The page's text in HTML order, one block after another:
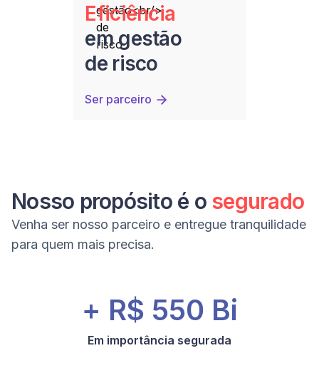
Eficiência
em gestão
de risco
Ser parceiro
Nosso propósito é o segurado
Venha ser nosso parceiro e entregue tranquilidade
para quem mais precisa.
+ R$ 550 Bi
Em importância segurada